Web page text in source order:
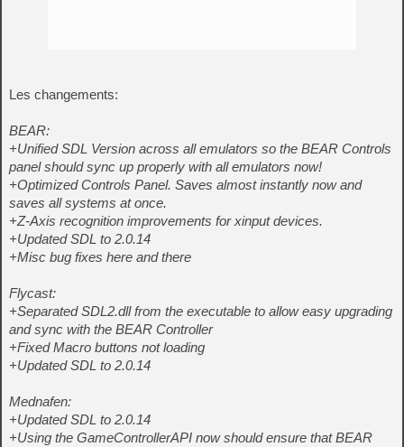
Les changements:
BEAR:
+Unified SDL Version across all emulators so the BEAR Controls
panel should sync up properly with all emulators now!
+Optimized Controls Panel. Saves almost instantly now and
saves all systems at once.
+Z-Axis recognition improvements for xinput devices.
+Updated SDL to 2.0.14
+Misc bug fixes here and there
Flycast:
+Separated SDL2.dll from the executable to allow easy upgrading
and sync with the BEAR Controller
+Fixed Macro buttons not loading
+Updated SDL to 2.0.14
Mednafen:
+Updated SDL to 2.0.14
+Using the GameControllerAPI now should ensure that BEAR